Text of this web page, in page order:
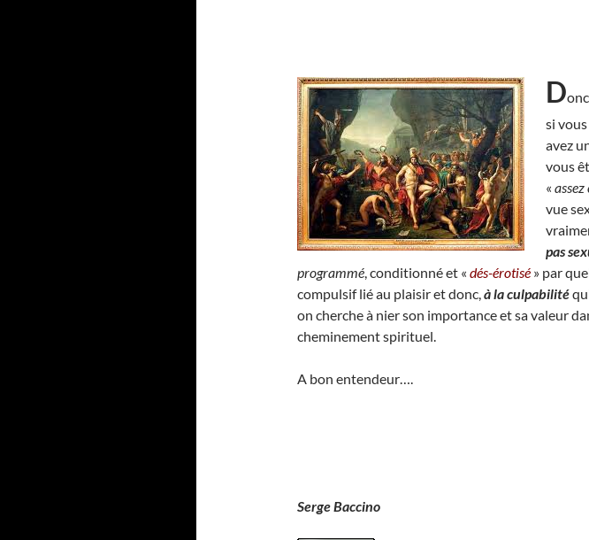
D
si
avez
vous
« assez
vue
pas
programmé, conditionné et « dés-érotisé » par
compulsif lié au plaisir et donc,à la culpabilité
on cherche à nier son importance et sa valeur
cheminement spirituel.
A bon entendeur….
Serge Baccino